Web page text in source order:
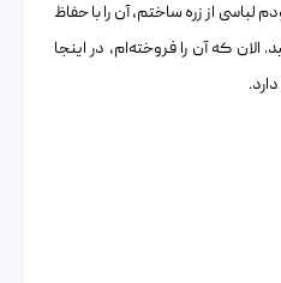
لباسی از زره ساختم، آن را با حفاظ
که آن را فروخته‌ام، در اینجا